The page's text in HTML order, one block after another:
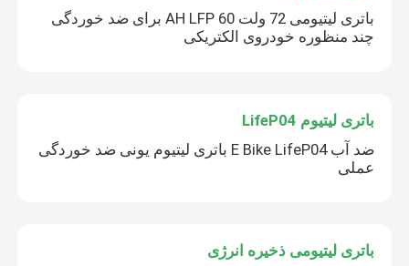
باتری لیتیومی 18650
باتری لیتیومی 72 ولت 60 AH LFP برای ضد خوردگی
چند منظوره خودروی الکتریکی
باتری لیتیوم LifeP04
ضد آب E Bike LifeP04 باتری لیتیوم یونی ضد خوردگی
عملی
باتری لیتیومی ذخیره انرژی